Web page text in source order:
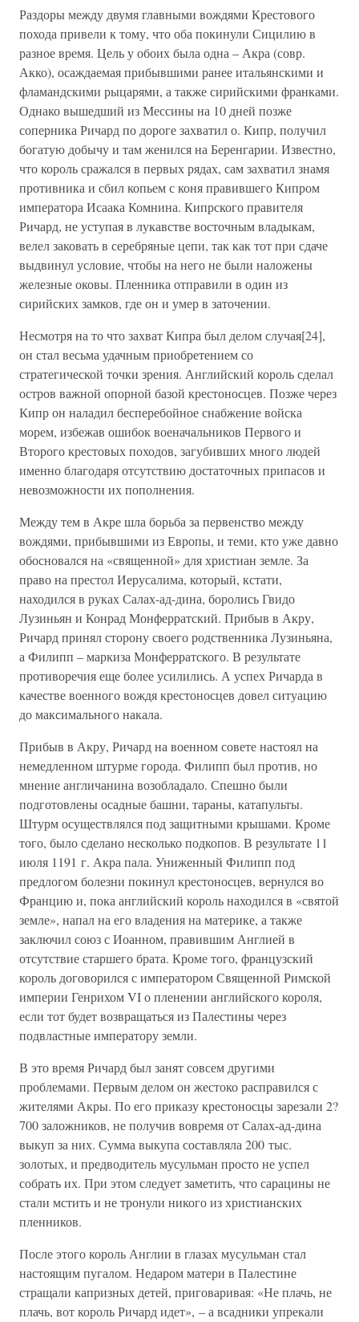
Раздоры между двумя главными вождями Крестового
похода привели к тому, что оба покинули Сицилию в
разное время. Цель у обоих была одна – Акра (совр.
Акко), осаждаемая прибывшими ранее итальянскими и
фламандскими рыцарями, а также сирийскими франками.
Однако вышедший из Мессины на 10 дней позже
соперника Ричард по дороге захватил о. Кипр, получил
богатую добычу и там женился на Беренгарии. Известно,
что король сражался в первых рядах, сам захватил знамя
противника и сбил копьем с коня правившего Кипром
императора Исаака Комнина. Кипрского правителя
Ричард, не уступая в лукавстве восточным владыкам,
велел заковать в серебряные цепи, так как тот при сдаче
выдвинул условие, чтобы на него не были наложены
железные оковы. Пленника отправили в один из
сирийских замков, где он и умер в заточении.
Несмотря на то что захват Кипра был делом случая[24],
он стал весьма удачным приобретением со
стратегической точки зрения. Английский король сделал
остров важной опорной базой крестоносцев. Позже через
Кипр он наладил бесперебойное снабжение войска
морем, избежав ошибок военачальников Первого и
Второго крестовых походов, загубивших много людей
именно благодаря отсутствию достаточных припасов и
невозможности их пополнения.
Между тем в Акре шла борьба за первенство между
вождями, прибывшими из Европы, и теми, кто уже давно
обосновался на «священной» для христиан земле. За
право на престол Иерусалима, который, кстати,
находился в руках Салах-ад-дина, боролись Гвидо
Лузиньян и Конрад Монферратский. Прибыв в Акру,
Ричард принял сторону своего родственника Лузиньяна,
а Филипп – маркиза Монферратского. В результате
противоречия еще более усилились. А успех Ричарда в
качестве военного вождя крестоносцев довел ситуацию
до максимального накала.
Прибыв в Акру, Ричард на военном совете настоял на
немедленном штурме города. Филипп был против, но
мнение англичанина возобладало. Спешно были
подготовлены осадные башни, тараны, катапульты.
Штурм осуществлялся под защитными крышами. Кроме
того, было сделано несколько подкопов. В результате 11
июля 1191 г. Акра пала. Униженный Филипп под
предлогом болезни покинул крестоносцев, вернулся во
Францию и, пока английский король находился в «святой
земле», напал на его владения на материке, а также
заключил союз с Иоанном, правившим Англией в
отсутствие старшего брата. Кроме того, французский
король договорился с императором Священной Римской
империи Генрихом VI о пленении английского короля,
если тот будет возвращаться из Палестины через
подвластные императору земли.
В это время Ричард был занят совсем другими
проблемами. Первым делом он жестоко расправился с
жителями Акры. По его приказу крестоносцы зарезали 2?
700 заложников, не получив вовремя от Салах-ад-дина
выкуп за них. Сумма выкупа составляла 200 тыс.
золотых, и предводитель мусульман просто не успел
собрать их. При этом следует заметить, что сарацины не
стали мстить и не тронули никого из христианских
пленников.
После этого король Англии в глазах мусульман стал
настоящим пугалом. Недаром матери в Палестине
стращали капризных детей, приговаривая: «Не плачь, не
плачь, вот король Ричард идет», – а всадники упрекали